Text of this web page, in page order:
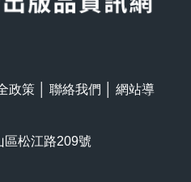
政策 聯絡我們
網站導
區松江路209號